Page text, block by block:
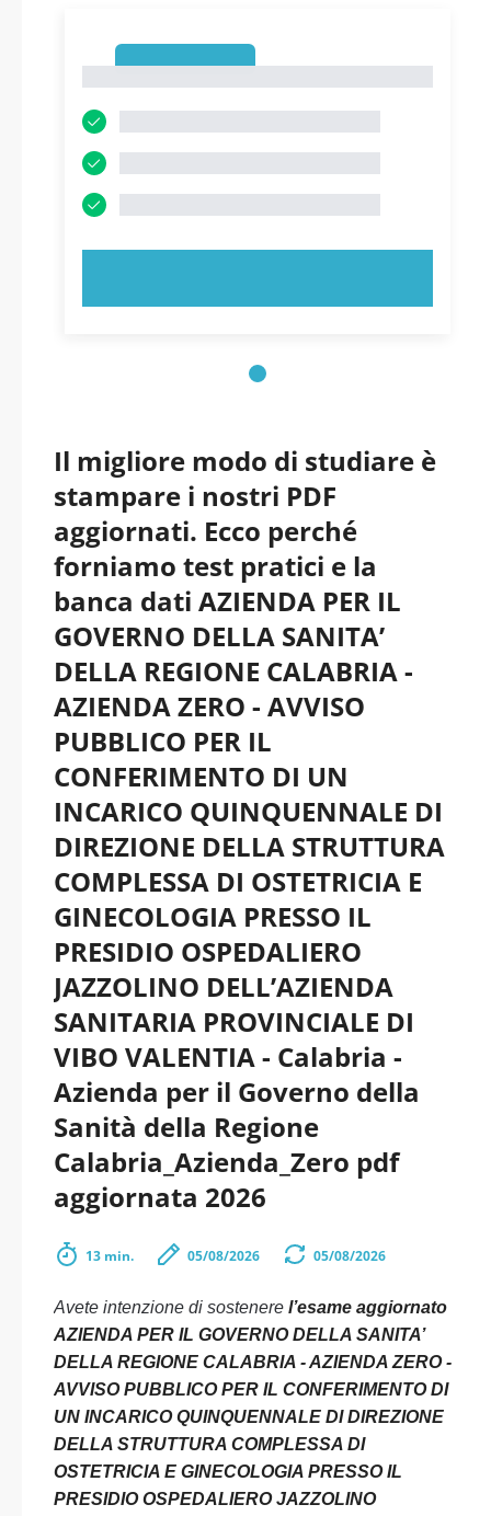
JAZZOLINO
DELL’AZIENDA
SANITARIA
PROVINCIALE DI VIBO
VALENTIA - Calabria -
Azienda per il
della Regione
Calabria_Azienda_Zer
o pdf versione 2026
aggiornati
Governo della Sanità della
Regione
Calabria_Azienda_Zero -
PDF
Il migliore modo di studiare è
stampare i nostri PDF
aggiornati. Ecco perché
forniamo test pratici e la
banca dati AZIENDA PER IL
GOVERNO DELLA SANITA’
DELLA REGIONE CALABRIA -
AZIENDA ZERO - AVVISO
PUBBLICO PER IL
CONFERIMENTO DI UN
INCARICO QUINQUENNALE DI
DIREZIONE DELLA STRUTTURA
COMPLESSA DI OSTETRICIA E
GINECOLOGIA PRESSO IL
PRESIDIO OSPEDALIERO
JAZZOLINO DELL’AZIENDA
SANITARIA PROVINCIALE DI
VIBO VALENTIA - Calabria -
Azienda per il Governo della
Sanità della Regione
Calabria_Azienda_Zero pdf
aggiornata 2026
13 min. 05/08/2026 05/08/2026
Avete intenzione di sostenere l’esame aggiornato
AZIENDA PER IL GOVERNO DELLA SANITA’
DELLA REGIONE CALABRIA - AZIENDA ZERO -
AVVISO PUBBLICO PER IL CONFERIMENTO DI
UN INCARICO QUINQUENNALE DI DIREZIONE
DELLA STRUTTURA COMPLESSA DI
OSTETRICIA E GINECOLOGIA PRESSO IL
PRESIDIO OSPEDALIERO JAZZOLINO